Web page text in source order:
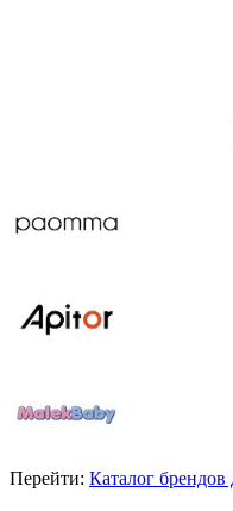
Перейти: Каталог брендов